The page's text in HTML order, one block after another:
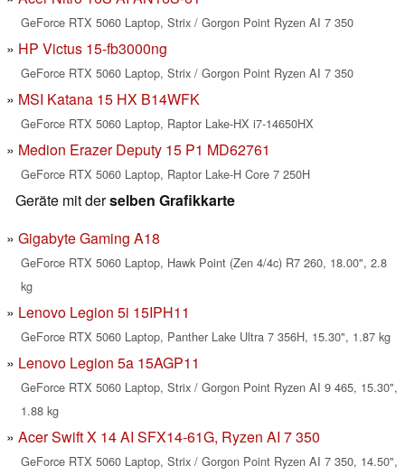
GeForce RTX 5060 Laptop, Strix / Gorgon Point Ryzen AI 7 350
HP Victus 15-fb3000ng
GeForce RTX 5060 Laptop, Strix / Gorgon Point Ryzen AI 7 350
MSI Katana 15 HX B14WFK
GeForce RTX 5060 Laptop, Raptor Lake-HX i7-14650HX
Medion Erazer Deputy 15 P1 MD62761
GeForce RTX 5060 Laptop, Raptor Lake-H Core 7 250H
Geräte mit derselben Grafikkarte
Gigabyte Gaming A18
GeForce RTX 5060 Laptop, Hawk Point (Zen 4/4c) R7 260, 18.00", 2.8
kg
Lenovo Legion 5i 15IPH11
GeForce RTX 5060 Laptop, Panther Lake Ultra 7 356H, 15.30", 1.87 kg
Lenovo Legion 5a 15AGP11
GeForce RTX 5060 Laptop, Strix / Gorgon Point Ryzen AI 9 465, 15.30",
1.88 kg
Acer Swift X 14 AI SFX14-61G, Ryzen AI 7 350
GeForce RTX 5060 Laptop, Strix / Gorgon Point Ryzen AI 7 350, 14.50",